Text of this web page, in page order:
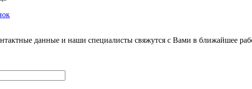
данные и наши специалисты свяжутся с Вами в ближайшее